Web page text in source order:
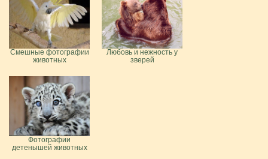
Смешные фотографии
животных
Любовь и нежность у
зверей
Фотографии
детенышей животных